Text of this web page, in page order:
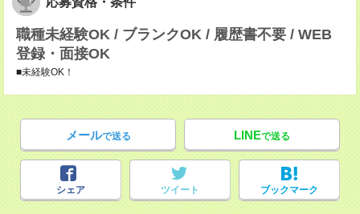
職種未経験OK / ブランクOK / 履歴書不要 / WEB
登録・面接OK
■未経験OK！
メールで送る LINEで送る
シェア ツイート ブックマーク